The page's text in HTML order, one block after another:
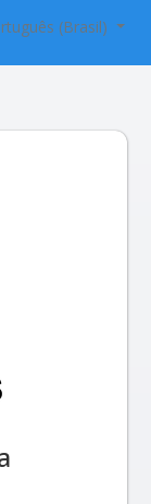
(Brasil)